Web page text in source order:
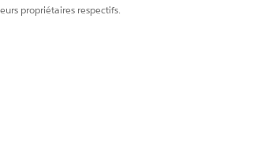
propriétaires respectifs.